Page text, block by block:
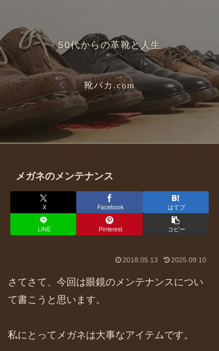
50代からの革靴と人生
靴バカ.com
メガネのメンテナンス
X Facebook はてブ
LINE Pinterest コピー
2018.05.13 2025.09.10
さてさて、今回は眼鏡のメンテナンスについ
て書こうと思います。
私にとってメガネは大事なアイテムです。